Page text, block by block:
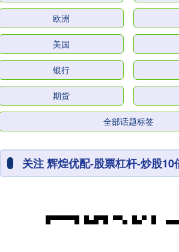
欧洲
美国
银行
期货
全部话题标签
关注 辉煌优配-股票杠杆-炒股10